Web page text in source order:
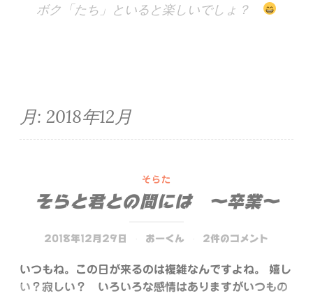
ボク「たち」といると楽しいでしょ？
月: 2018年12月
そらた
そらと君との間には 〜卒業〜
2018年12月29日 おーくん 2件のコメント
いつもね。この日が来るのは複雑なんですよね。 嬉し
い？寂しい？ いろいろな感情はありますがいつもの